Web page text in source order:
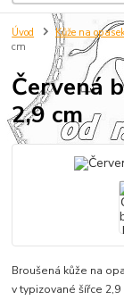
Úvod Kůže na
cm
Červená
2,9 cm
Broušená kůže na
v typizované šířce